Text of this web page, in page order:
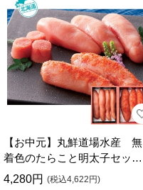
【お中元】丸鮮道場水産 無
着色のたらこと明太子セッ
ト ＲＭＴＭ－２００
4,280円 (税込4,622円)